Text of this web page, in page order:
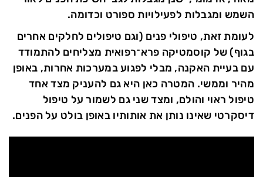
השמש ומגבלות לפעילויות ספורט וכדומה.
לעומת זאת, טיפולי פנים (וגם טיפולים לחלקים אחרים
בגוף) של קוסמטיקה פרא־רפואית מצליחים להתמודד
עם בעיית האקנה, מבלי לפגוע במערכות אחרות, באופן
מהיר וממשי. המטרה כאן היא גם להעניק מצד אחד
טיפול ראוי והולם, ומצד שני גם לשמור על טיפול
דיסקרטי שאינו נותן את אותותיו באופן בולט על הפנים.